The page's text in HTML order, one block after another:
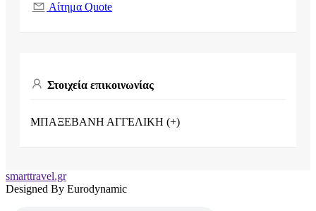
Αίτημα Quote
Στοιχεία επικοινωνίας
ΜΠΑΞΕΒΑΝΗ ΑΓΓΕΛΙΚΗ (+)
smarttravel.gr
Designed By Eurodynamic